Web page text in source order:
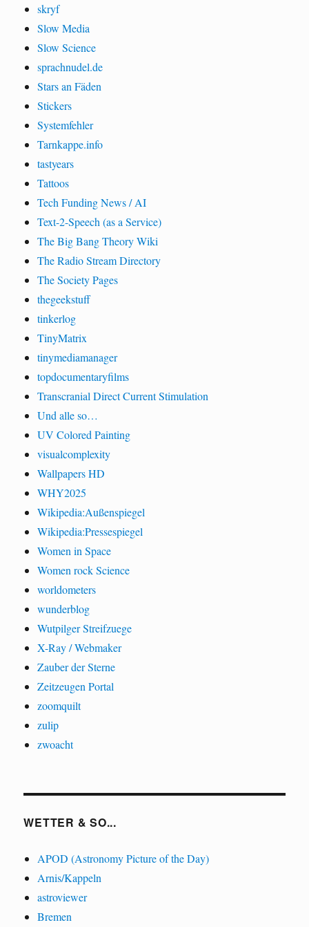
skryf
Slow Media
Slow Science
sprachnudel.de
Stars an Fäden
Stickers
Systemfehler
Tarnkappe.info
tastyears
Tattoos
Tech Funding News / AI
Text-2-Speech (as a Service)
The Big Bang Theory Wiki
The Radio Stream Directory
The Society Pages
thegeekstuff
tinkerlog
TinyMatrix
tinymediamanager
topdocumentaryfilms
Transcranial Direct Current Stimulation
Und alle so…
UV Colored Painting
visualcomplexity
Wallpapers HD
WHY2025
Wikipedia:Außenspiegel
Wikipedia:Pressespiegel
Women in Space
Women rock Science
worldometers
wunderblog
Wutpilger Streifzuege
X-Ray / Webmaker
Zauber der Sterne
Zeitzeugen Portal
zoomquilt
zulip
zwoacht
WETTER & SO...
APOD (Astronomy Picture of the Day)
Arnis/Kappeln
astroviewer
Bremen